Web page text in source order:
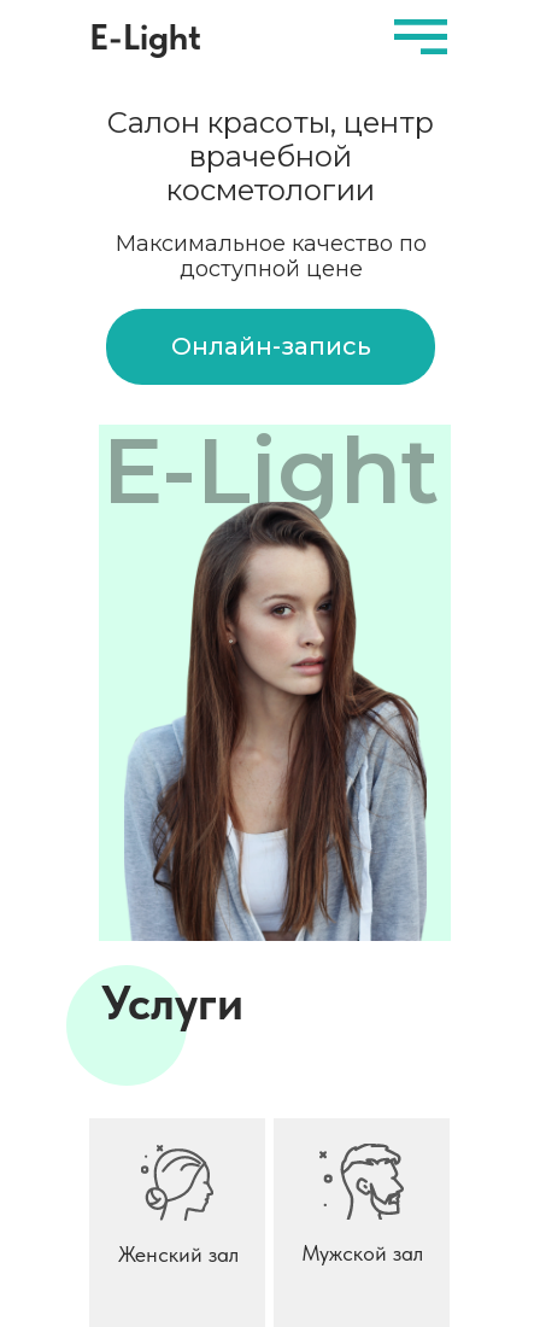
E-Light
E-Light
Салон красоты, центр
врачебной
косметологии
Максимальное качество по
доступной цене
Онлайн-запись
Услуги
Женский зал Мужской зал